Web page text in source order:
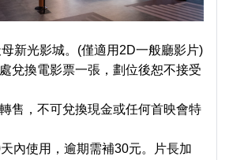
新光影城。(僅適用2D一般廳影片)
兌換電影票一張，劃位後恕不接受
售，不可兌換現金或任何首映會特
內使用，逾期需補30元。片長加